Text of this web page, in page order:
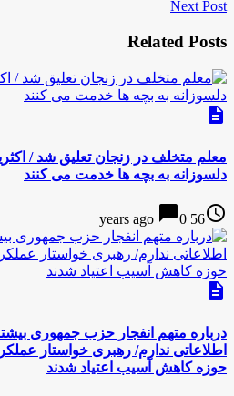
Next Post
Related Posts
description
معلم متخلف در زنجان تعلیق شد /
دلسوزانه به بچه ها خدمت می کنند
access_time
56 years ago
chat_bubble0
description
درباره متهم انفجار حزب جمهوری
اطلاعاتی ندارم/ رهبری خواستار
حوزه کاهش آسیب اعتیاد شدند